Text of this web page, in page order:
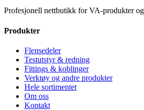
Profesjonell nettbutikk for VA-produkter
Produkter
Flensedeler
Testutstyr & redning
Fittings & koblinger
Verktøy og andre produkter
Hele sortimentet
Om oss
Kontakt